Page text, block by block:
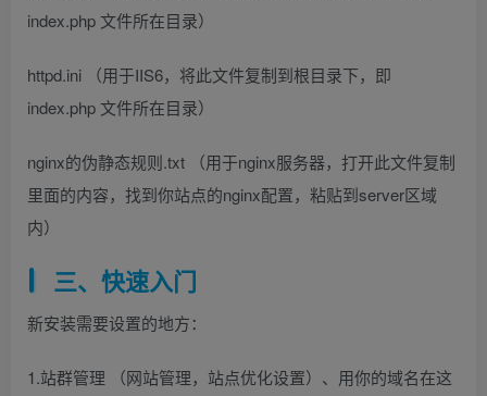
index.php 文件所在目录）
httpd.ini （用于IIS6，将此文件复制到根目录下，即
index.php 文件所在目录）
nginx的伪静态规则.txt （用于nginx服务器，打开此文件复制
里面的内容，找到你站点的nginx配置，粘贴到server区域
内）
三、快速入门
新安装需要设置的地方：
1.站群管理 （网站管理，站点优化设置）、用你的域名在这